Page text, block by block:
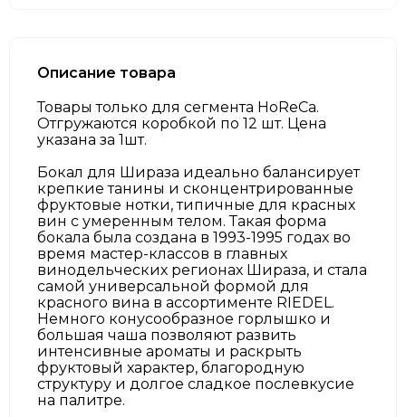
Описание товара
Товары только для сегмента HoReCa.
Отгружаются коробкой по 12 шт. Цена
указана за 1шт.
Бокал для Шираза идеально балансирует
крепкие танины и сконцентрированные
фруктовые нотки, типичные для красных
вин с умеренным телом. Такая форма
бокала была создана в 1993-1995 годах во
время мастер-классов в главных
винодельческих регионах Шираза, и стала
самой универсальной формой для
красного вина в ассортименте RIEDEL.
Немного конусообразное горлышко и
большая чаша позволяют развить
интенсивные ароматы и раскрыть
фруктовый характер, благородную
структуру и долгое сладкое послевкусие
на палитре.